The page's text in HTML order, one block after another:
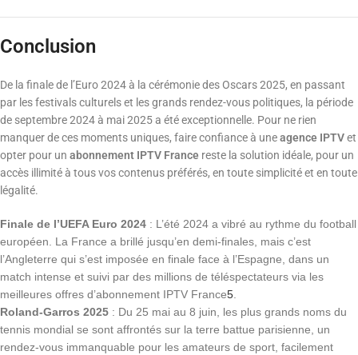
Conclusion
De la finale de l’Euro 2024 à la cérémonie des Oscars 2025, en passant
par les festivals culturels et les grands rendez-vous politiques, la période
de septembre 2024 à mai 2025 a été exceptionnelle. Pour ne rien
manquer de ces moments uniques, faire confiance à uneagence IPTVet
opter pour un abonnement IPTV France reste la solution idéale, pour un
accès illimité à tous vos contenus préférés, en toute simplicité et en toute
légalité.
Finale de l’UEFA Euro 2024 : L’été 2024 a vibré au rythme du football
européen. La France a brillé jusqu’en demi-finales, mais c’est
l’Angleterre qui s’est imposée en finale face à l’Espagne, dans un
match intense et suivi par des millions de téléspectateurs via les
meilleures offres d’abonnement IPTV France5
Roland-Garros 2025 : Du 25 mai au 8 juin, les plus grands noms du
tennis mondial se sont affrontés sur la terre battue parisienne, un
rendez-vous immanquable pour les amateurs de sport, facilement